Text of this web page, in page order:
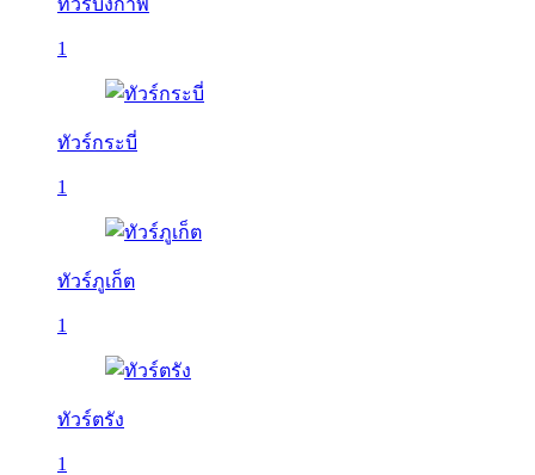
ทัวร์บึงกาฬ
1
ทัวร์กระบี่
1
ทัวร์ภูเก็ต
1
ทัวร์ตรัง
1